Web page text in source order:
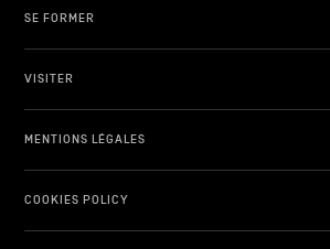
SE FORMER
VISITER
MENTIONS LÉGALES
COOKIES POLICY